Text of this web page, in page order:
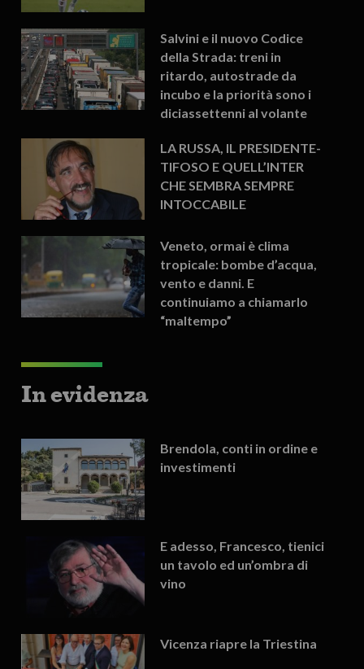
Salvini e il nuovo Codice
della Strada: treni in
ritardo, autostrade da
incubo e la priorità sono i
diciassettenni al volante
LA RUSSA, IL PRESIDENTE-
TIFOSO E QUELL’INTER
CHE SEMBRA SEMPRE
INTOCCABILE
Veneto, ormai è clima
tropicale: bombe d’acqua,
vento e danni. E
continuiamo a chiamarlo
“maltempo”
In evidenza
Brendola, conti in ordine e
investimenti
E adesso, Francesco, tienici
un tavolo ed un’ombra di
vino
Vicenza riapre la Triestina